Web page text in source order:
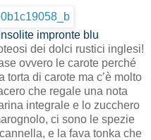
impronte blu
dei dolci rustici inglesi!
ovvero le carote perché
torta di carote ma c’è molto
che regale una nota
integrale e lo zucchero
ci sono le spezie
e la fava tonka che